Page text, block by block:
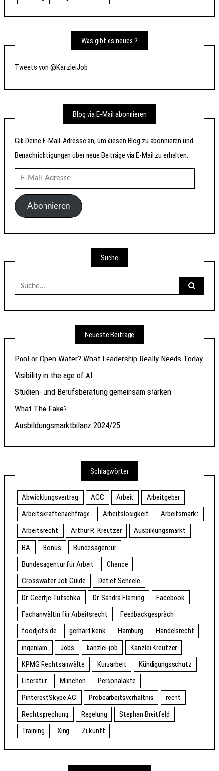
Was gibt es neues ?
Tweets von @KanzleiJob
Blog via E-Mail abonnieren
Gib Deine E-Mail-Adresse an, um diesen Blog zu abonnieren und
Benachrichtigungen über neue Beiträge via E-Mail zu erhalten.
Mail-
AdresseAbonnieren
Suche
Suche
nach:
Neueste Beiträge
Pool or Open Water? What Leadership Really Needs Today
Visibility in the age of AI
Studien- und Berufsberatung gemeinsam stärken
What The Fake?
Ausbildungsmarktbilanz 2024/25
Schlagwörter
Abwicklungsvertrag ACC Arbeit
Arbeitgeber
Arbeitskräftenachfrage
Arbeitslosigkeit
Arbeitsmarkt
Arbeitsrecht
Arthur R. Kreutzer
Ausbildungsmarkt
BA
Bonus
Bundesagentur
Bundesagentur für Arbeit
Chance
Crosswater Job Guide
Detlef Scheele
Dr. Geertje Tutschka
Dr. Sandra Fläming
Facebook
Fachanwältin für Arbeitsrecht
Feedbackgespräch
foodjobs.de
gerhard kenk Hamburg
Handelsrecht
ingeniam
Jobs kanzlei-job
Kanzlei Kreutzer
KPMG Rechtsanwälte
Kurzarbeit
Kündigungsschutz
Literatur
München
Personalakte
PinterestSkype AG
Probearbeitsverhältnis
recht
Rechtsprechung
Regelung
Stephan Breitfeld
Training
Xing Zukunft